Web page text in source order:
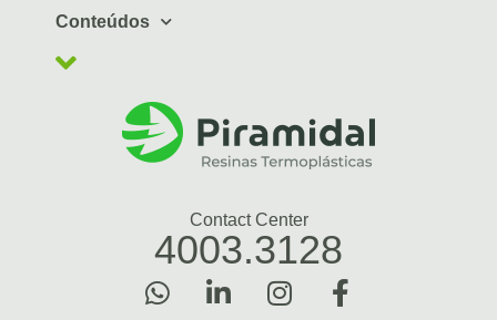
Conteúdos
Contact Center
4003.3128